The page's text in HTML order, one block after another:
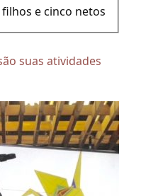
filhos e cinco netos
suas atividades